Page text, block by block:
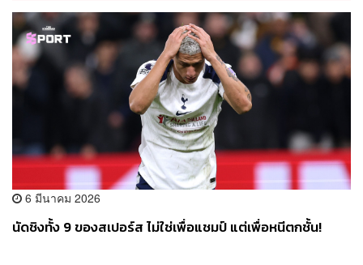
6 มีนาคม 2026
นัดชิงทั้ง 9 ของสเปอร์ส ไม่ใช่เพื่อแชมป์ แต่เพื่อหนีตกชั้น!